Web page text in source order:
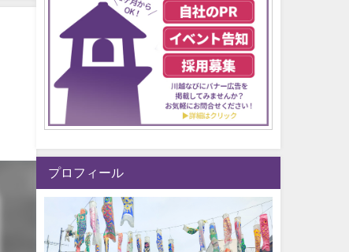
プロフィール